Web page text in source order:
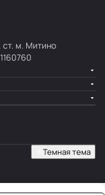
ст. м. Митино
Темная тема